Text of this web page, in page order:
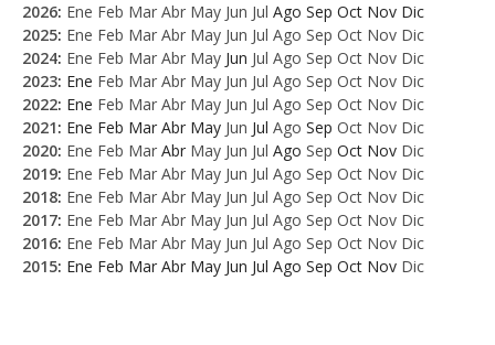
2026: Ene Feb Mar Abr May Jun Jul Ago Sep Oct Nov Dic
2025: Ene Feb Mar Abr May Jun Jul Ago Sep Oct Nov Dic
2024: Ene Feb Mar Abr May Jun Jul Ago Sep Oct Nov Dic
2023: Ene Feb Mar Abr May Jun Jul Ago Sep Oct Nov Dic
2022: Ene Feb Mar Abr May Jun Jul Ago Sep Oct Nov Dic
2021: Ene Feb Mar Abr May Jun Jul Ago Sep Oct Nov Dic
2020: Ene Feb Mar Abr May Jun Jul Ago Sep Oct Nov Dic
2019: Ene Feb Mar Abr May Jun Jul Ago Sep Oct Nov Dic
2018: Ene Feb Mar Abr May Jun Jul Ago Sep Oct Nov Dic
2017: Ene Feb Mar Abr May Jun Jul Ago Sep Oct Nov Dic
2016: Ene Feb Mar Abr May Jun Jul Ago Sep Oct Nov Dic
2015: Ene Feb Mar Abr May Jun Jul Ago Sep Oct Nov Dic